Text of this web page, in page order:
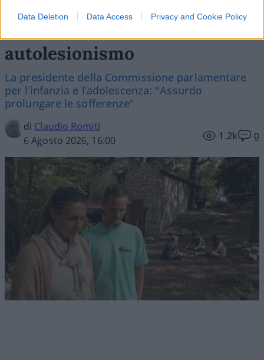
Data Deletion Data Access Privacy and Cookie Policy
Famiglia nel bosco, attesa
infinita: uno dei bimbi fa
autolesionismo
La presidente della Commissione parlamentare
per l’infanzia e l’adolescenza: "Assurdo
prolungare le sofferenze"
di Claudio Romiti
6 Agosto 2026, 16:00
1.2k 0